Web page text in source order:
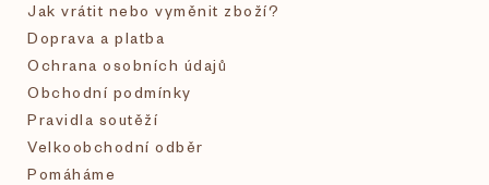
Jak vrátit nebo vyměnit zboží?
Doprava a platba
Ochrana osobních údajů
Obchodní podmínky
Pravidla soutěží
Velkoobchodní odběr
Pomáháme